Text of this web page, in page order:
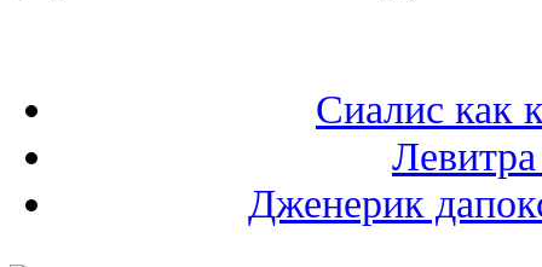
Сиалис как
Дженерик